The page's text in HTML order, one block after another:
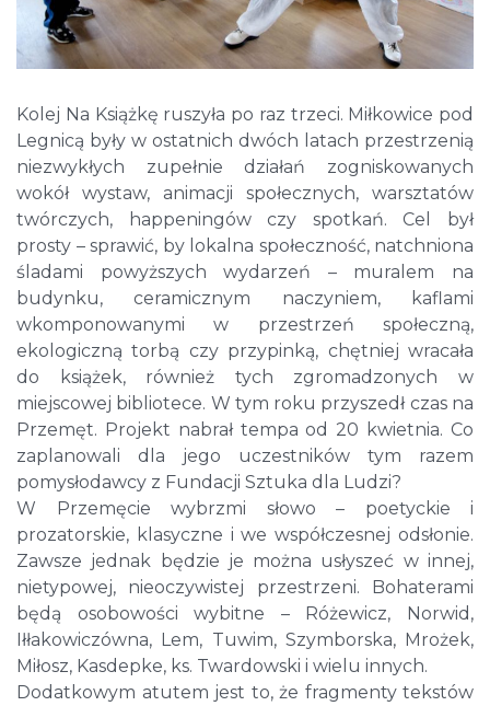
Kolej Na Książkę ruszyła po raz trzeci. Miłkowice pod
Legnicą były w ostatnich dwóch latach przestrzenią
niezwykłych zupełnie działań zogniskowanych
wokół wystaw, animacji społecznych, warsztatów
twórczych, happeningów czy spotkań. Cel był
prosty – sprawić, by lokalna społeczność, natchniona
śladami powyższych wydarzeń – muralem na
budynku, ceramicznym naczyniem, kaflami
wkomponowanymi w przestrzeń społeczną,
ekologiczną torbą czy przypinką, chętniej wracała
do książek, również tych zgromadzonych w
miejscowej bibliotece. W tym roku przyszedł czas na
Przemęt. Projekt nabrał tempa od 20 kwietnia. Co
zaplanowali dla jego uczestników tym razem
pomysłodawcy z Fundacji Sztuka dla Ludzi?
W Przemęcie wybrzmi słowo – poetyckie i
prozatorskie, klasyczne i we współczesnej odsłonie.
Zawsze jednak będzie je można usłyszeć w innej,
nietypowej, nieoczywistej przestrzeni. Bohaterami
będą osobowości wybitne – Różewicz, Norwid,
Iłłakowiczówna, Lem, Tuwim, Szymborska, Mrożek,
Miłosz, Kasdepke, ks. Twardowski i wielu innych.
Dodatkowym atutem jest to, że fragmenty tekstów